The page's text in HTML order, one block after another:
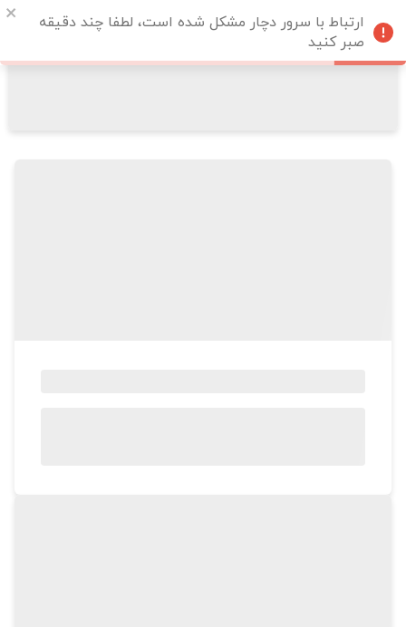
ارتباط با سرور دچار مشکل شده است، لطفا چند دقیقه
صبر کنید